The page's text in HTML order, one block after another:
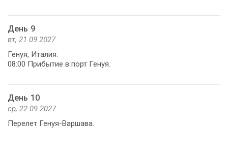
День 9
вт, 21.09.2027
Генуя, Италия.
08:00 Прибытие в порт Генуя.
День 10
ср, 22.09.2027
Перелет Генуя-Варшава.